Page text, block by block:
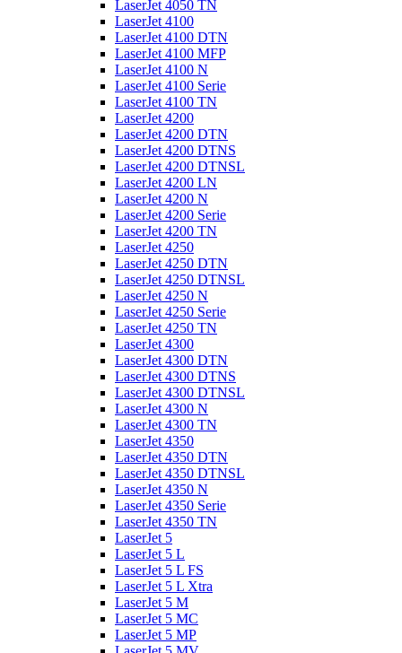
LaserJet 4050 TN
LaserJet 4100
LaserJet 4100 DTN
LaserJet 4100 MFP
LaserJet 4100 N
LaserJet 4100 Serie
LaserJet 4100 TN
LaserJet 4200
LaserJet 4200 DTN
LaserJet 4200 DTNS
LaserJet 4200 DTNSL
LaserJet 4200 LN
LaserJet 4200 N
LaserJet 4200 Serie
LaserJet 4200 TN
LaserJet 4250
LaserJet 4250 DTN
LaserJet 4250 DTNSL
LaserJet 4250 N
LaserJet 4250 Serie
LaserJet 4250 TN
LaserJet 4300
LaserJet 4300 DTN
LaserJet 4300 DTNS
LaserJet 4300 DTNSL
LaserJet 4300 N
LaserJet 4300 TN
LaserJet 4350
LaserJet 4350 DTN
LaserJet 4350 DTNSL
LaserJet 4350 N
LaserJet 4350 Serie
LaserJet 4350 TN
LaserJet 5
LaserJet 5 L
LaserJet 5 L FS
LaserJet 5 L Xtra
LaserJet 5 M
LaserJet 5 MC
LaserJet 5 MP